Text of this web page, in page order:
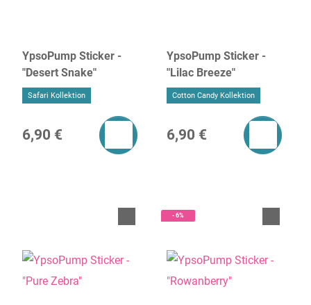
YpsoPump Sticker -
"Desert Snake"
Safari Kollektion
6,90 €
YpsoPump Sticker -
"Lilac Breeze"
Cotton Candy Kollektion
6,90 €
- 6%